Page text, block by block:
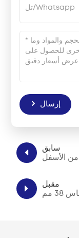
إرسال
سابق
الأسفل
مقبل
مم